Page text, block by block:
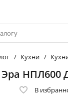
Кухни
НПЛ600
В